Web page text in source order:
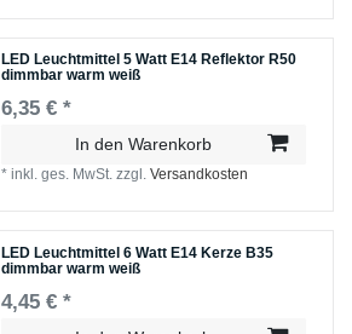
LED Leuchtmittel 5 Watt E14 Reflektor R50
dimmbar warm weiß
6,35 € *
In den Warenkorb
*inkl. ges. MwSt. zzgl.Versandkosten
LED Leuchtmittel 6 Watt E14 Kerze B35
dimmbar warm weiß
4,45 € *